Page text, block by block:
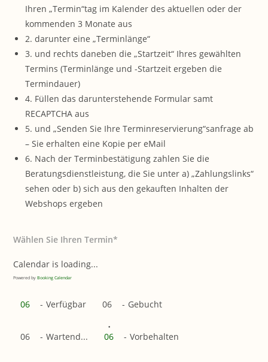
Ihren „Termin“tag im Kalender des aktuellen oder der
kommenden 3 Monate aus
2. darunter eine „Terminlänge“
3. und rechts daneben die „Startzeit“ Ihres gewählten
Termins (Terminlänge und -Startzeit ergeben die
Termindauer)
4. Füllen das darunterstehende Formular samt
RECAPTCHA aus
5. und „Senden Sie Ihre Terminreservierung“sanfrage ab
– Sie erhalten eine Kopie per eMail
6. Nach der Terminbestätigung zahlen Sie die
Beratungsdienstleistung, die Sie unter a) „Zahlungslinks“
sehen oder b) sich aus den gekauften Inhalten der
Webshops ergeben
Wählen Sie Ihren Termin*
Calendar is loading...
Powered byBooking Calendar
06 - Verfügbar 06 - Gebucht
06 - Wartend...
·
06 - Vorbehalten